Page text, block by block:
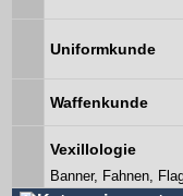
Uniformkunde
Waffenkunde
Vexillologie
Banner, Fahnen,